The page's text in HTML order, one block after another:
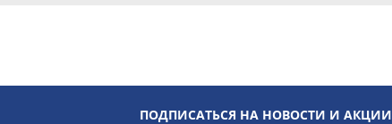
ПОДПИСАТЬСЯ НА НОВОСТИ И АКЦИИ